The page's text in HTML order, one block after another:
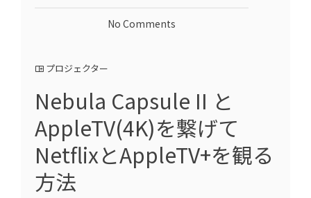
No Comments
プロジェクター
Nebula Capsule II と
AppleTV(4K)を繋げて
NetflixとAppleTV+を観る
方法